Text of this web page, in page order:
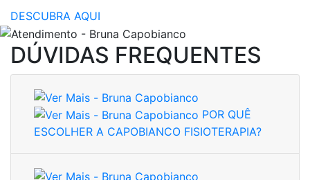
DESCUBRA AQUI
DÚVIDAS FREQUENTES
ESCOLHER A CAPOBIANCO FISIOTERAPIA?